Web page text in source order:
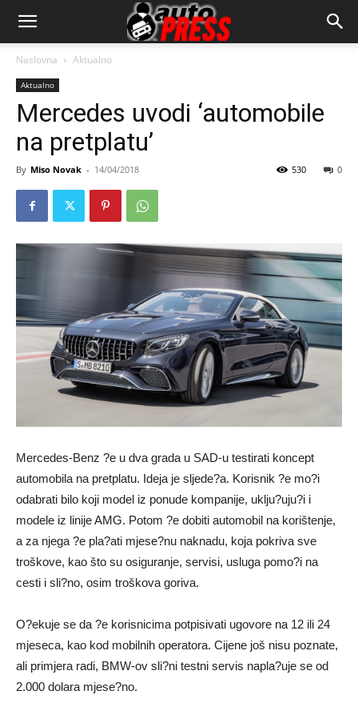
AutopressHR
Naslovna Aktualno
Aktualno
Mercedes uvodi ‘automobile
na pretplatu’
By Miso Novak - 14/04/2018 0
530
Mercedes-Benz ?e u dva grada u SAD-u testirati koncept
automobila na pretplatu. Ideja je sljede?a. Korisnik ?e mo?i
odabrati bilo koji model iz ponude kompanije, uklju?uju?i i
modele iz linije AMG. Potom ?e dobiti automobil na korištenje,
a za njega ?e pla?ati mjese?nu naknadu, koja pokriva sve
troškove, kao što su osiguranje, servisi, usluga pomo?i na
cesti i sli?no, osim troškova goriva.
O?ekuje se da ?e korisnicima potpisivati ugovore na 12 ili 24
mjeseca, kao kod mobilnih operatora. Cijene još nisu poznate,
ali primjera radi, BMW-ov sli?ni testni servis napla?uje se od
2.000 dolara mjese?no.